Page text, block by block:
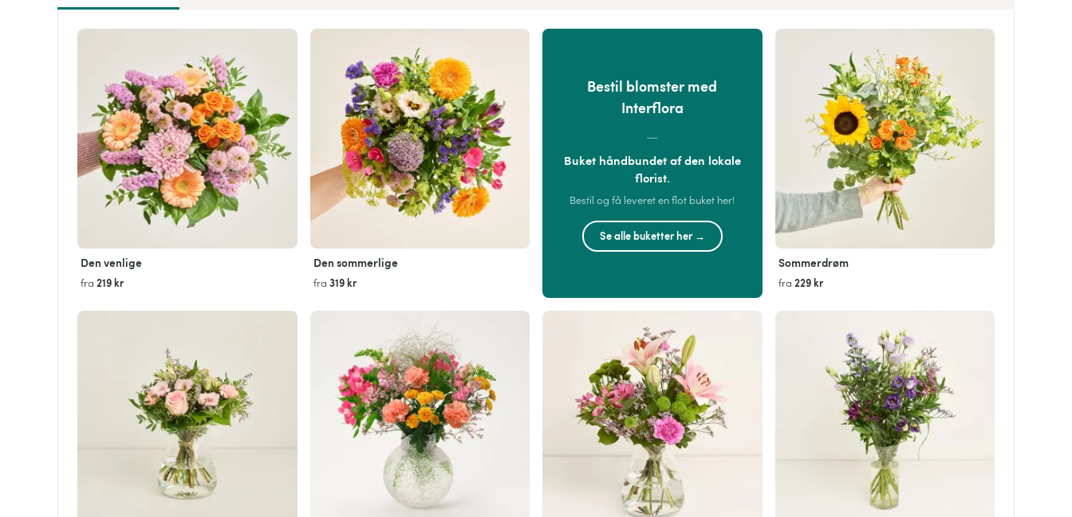
Den venlige
fra 219 kr
Den sommerlige
fra 319 kr
Bestil blomster med
Interflora
—
Buket håndbundet af den lokale
florist.
Bestil og få leveret en flot buket her!
Se alle buketter her →
Sommerdrøm
fra 229 kr